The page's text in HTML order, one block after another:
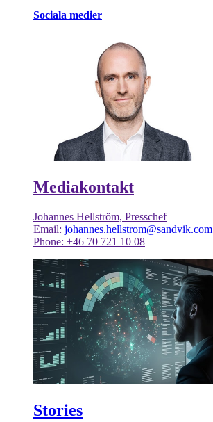
Sociala medier
Mediakontakt
Johannes Hellström, Presschef
Email: johannes.hellstrom@sandvik.com
Phone: +46 70 721 10 08
Stories